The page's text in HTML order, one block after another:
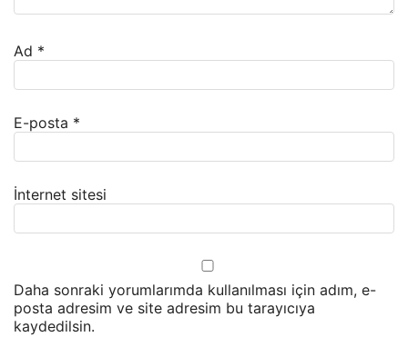
Ad *
E-posta *
İnternet sitesi
Daha sonraki yorumlarımda kullanılması için adım, e-
posta adresim ve site adresim bu tarayıcıya
kaydedilsin.